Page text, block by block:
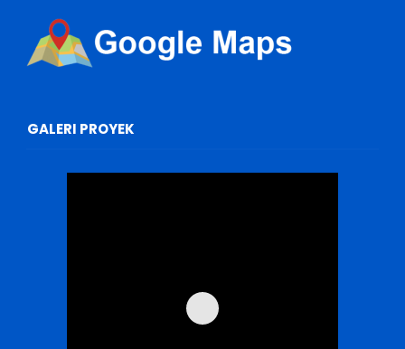
GALERI PROYEK